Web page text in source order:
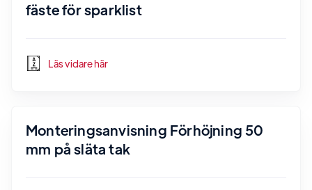
fäste för sparklist
Läs vidare här
Monteringsanvisning Förhöjning 50
mm på släta tak